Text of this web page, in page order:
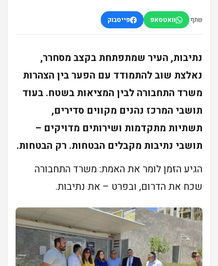
שתף: וואטסאפ פייסבוק
נתיבות, העיר שמתפתחת בקצב מסחרר,
נאלצת שוב להתמודד עם הפער בין הצהרות
משרד התחבורה לבין המציאות בשטח. בעוד
תושבי המרכז נהנים מקווים סדירים,
תשתיות מתקדמות ושירותים מדויקים –
תושבי נתיבות מקבלים הבטחות. רק הבטחות.
הגיע הזמן לומר את האמת: משרד התחבורה
שכח את הדרום, ובפרט – את נתיבות.